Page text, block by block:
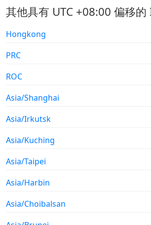
其他具有 UTC +08:00 偏移的
Hongkong
PRC
ROC
Asia/Shanghai
Asia/Irkutsk
Asia/Kuching
Asia/Taipei
Asia/Harbin
Asia/Choibalsan